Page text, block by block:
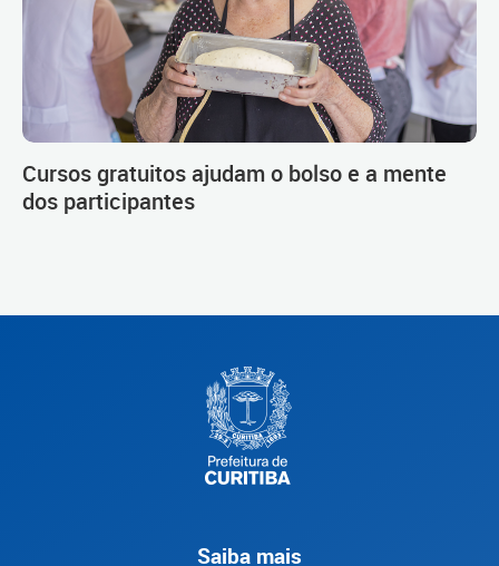
Cursos gratuitos ajudam o bolso e a mente
dos participantes
Saiba mais